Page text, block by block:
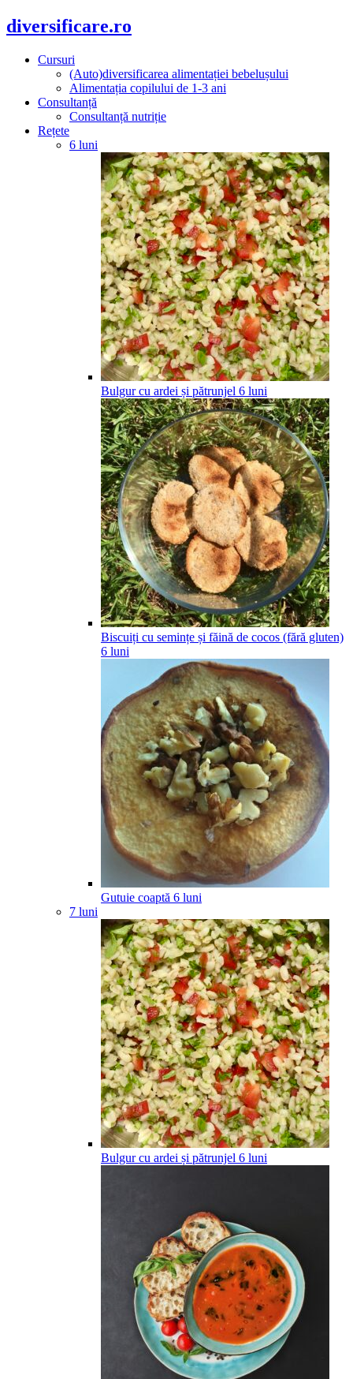
diversificare.ro
Cursuri
(Auto)diversificarea alimentației bebelușului
Alimentația copilului de 1-3 ani
Consultanță
Consultanță nutriție
Rețete
6 luni
Bulgur cu ardei și pătrunjel 6 luni
Biscuiți cu semințe și făină de cocos (fără gluten)
6 luni
Gutuie coaptă 6 luni
7 luni
Bulgur cu ardei și pătrunjel 6 luni